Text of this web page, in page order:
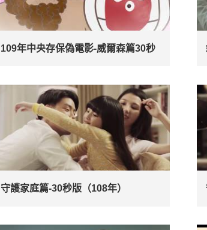
109年中央存保偽電影-威爾森篇30秒
守護家庭篇-30秒版（108年）